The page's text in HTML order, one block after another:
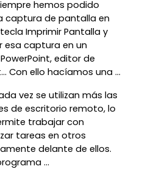
hemos podido
captura de pantalla en
Imprimir Pantalla y
esa captura en un
editor de
Con ello hacíamos una ...
vez se utilizan más las
de escritorio remoto, lo
trabajar con
tareas en otros
delante de ellos.
...